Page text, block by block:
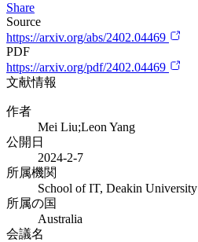
Share
Source
https://arxiv.org/abs/2402.04469
PDF
https://arxiv.org/pdf/2402.04469
文献情報
作者
Mei Liu;Leon Yang
公開日
2024-2-7
所属機関
School of IT, Deakin University
所属の国
Australia
会議名